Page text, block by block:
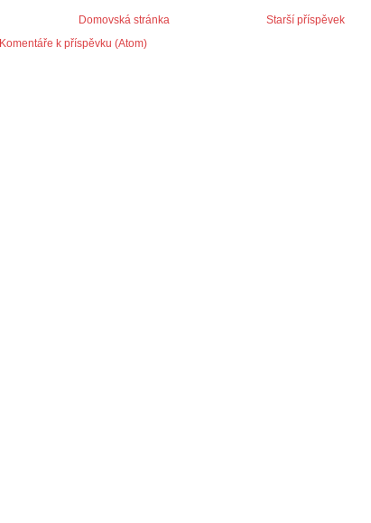
Starší příspěvek
Domovská stránka
Komentáře k příspěvku (Atom)